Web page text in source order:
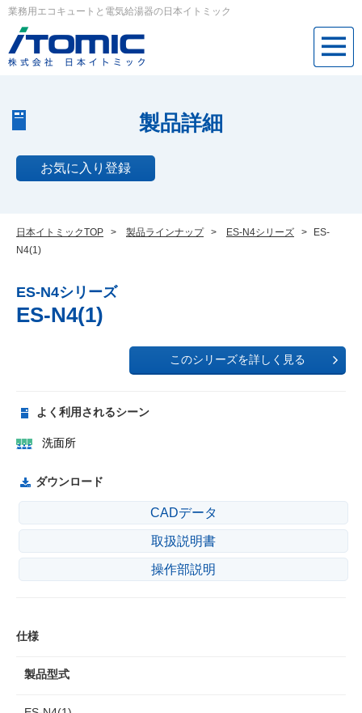
業務用エコキュートと電気給湯器の日本イトミック
製品詳細
お気に入り登録
日本イトミックTOP > 製品ラインナップ > ES-N4シリーズ >
ES-
N4(1)
ES-N4シリーズ
ES-N4(1)
このシリーズを詳しく見る
よく利用されるシーン
洗面所
ダウンロード
CADデータ
取扱説明書
操作部説明
仕様
製品型式